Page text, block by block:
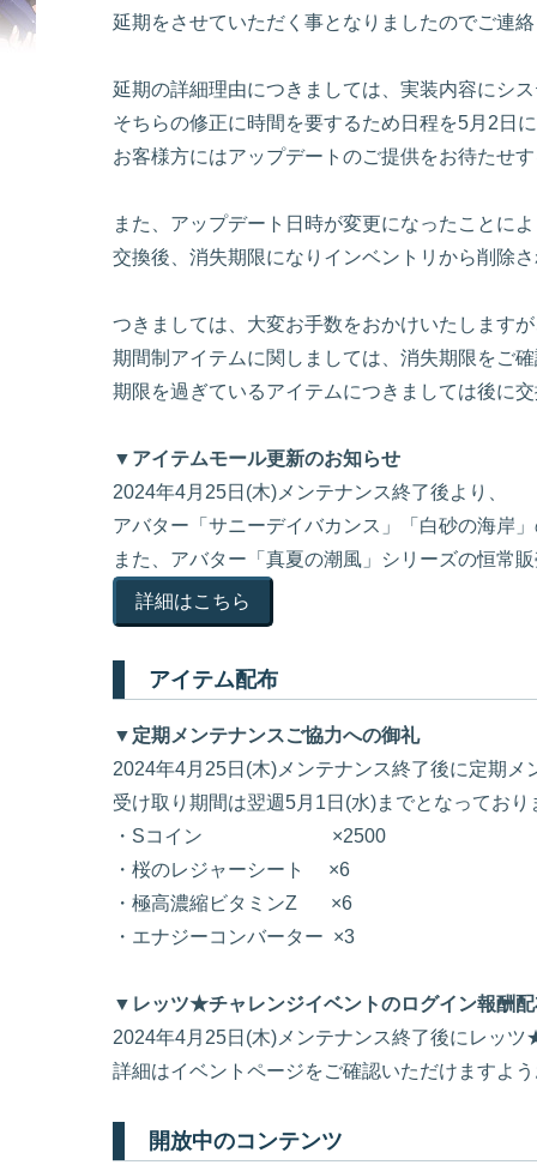
延期をさせていただく事となりましたのでご連
延期の詳細理由につきましては、実装内容にシ
そちらの修正に時間を要するため日程を5月2日
お客様方にはアップデートのご提供をお待たせ
また、アップデート日時が変更になったことに
交換後、消失期限になりインベントリから削除
つきましては、大変お手数をおかけいたします
期間制アイテムに関しましては、消失期限をご
期限を過ぎているアイテムにつきましては後に
▼アイテムモール更新のお知らせ
2024年4月25日(木)メンテナンス終了後より、
アバター「サニーデイバカンス」「白砂の海岸
また、アバター「真夏の潮風」シリーズの恒常
詳細はこちら
アイテム配布
▼定期メンテナンスご協力への御礼
2024年4月25日(木)メンテナンス終了後に定期
受け取り期間は翌週5月1日(水)までとなっており
・Sコイン ×2500
・桜のレジャーシート ×6
・極高濃縮ビタミンZ ×6
・エナジーコンバーター ×3
▼レッツ★チャレンジイベントのログイン報酬
2024年4月25日(木)メンテナンス終了後にレッ
詳細はイベントページをご確認いただけますよ
開放中のコンテンツ